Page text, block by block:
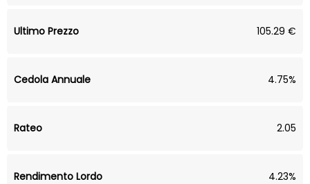
Ultimo Prezzo 105.29 €
Cedola Annuale 4.75%
Rateo 2.05
Rendimento Lordo 4.23%